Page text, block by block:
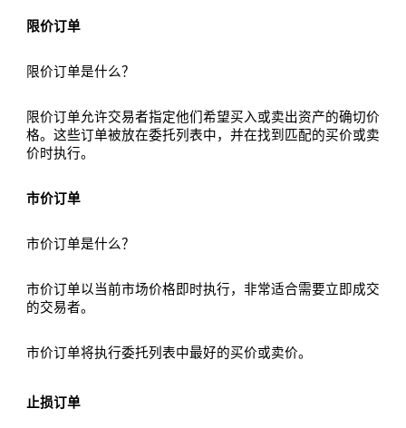
限价订单
限价订单是什么？
限价订单允许交易者指定他们希望买入或卖出资产的确切价
格。这些订单被放在委托列表中，并在找到匹配的买价或卖
价时执行。
市价订单
市价订单是什么？
市价订单以当前市场价格即时执行，非常适合需要立即成交
的交易者。
市价订单将执行委托列表中最好的买价或卖价。
止损订单